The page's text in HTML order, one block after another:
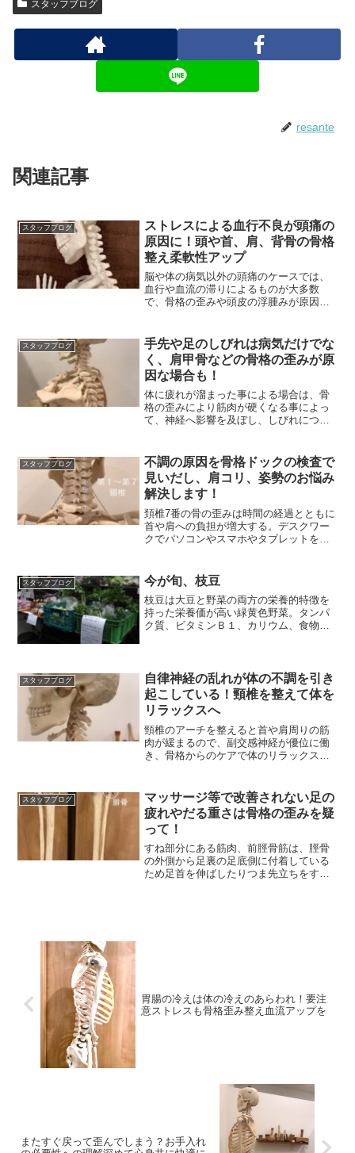
スタッフブログ
resante
関連記事
スタッフブログ
ストレスによる血行不良が頭痛の
原因に！頭や首、肩、背骨の骨格
整え柔軟性アップ
脳や体の病気以外の頭痛のケースでは、
血行や血流の滞りによるものが大多数
で、骨格の歪みや頭皮の浮腫みが原因に
スタッフブログ
手先や足のしびれは病気だけでな
く、肩甲骨などの骨格の歪みが原
因な場合も！
体に疲れが溜まった事による場合は、骨
格の歪みにより筋肉が硬くなる事によっ
て、神経へ影響を及ぼし、しびれにつな
スタッフブログ
不調の原因を骨格ドックの検査で
見いだし、肩コリ、姿勢のお悩み
解決します！
頚椎7番の骨の歪みは時間の経過とともに
首や肩への負担が増大する。デスクワー
クでパソコンやスマホやタブレットを使
スタッフブログ 今が旬、枝豆
枝豆は大豆と野菜の両方の栄養的特徴を
持った栄養価が高い緑黄色野菜。タンパ
ク質、ビタミンＢ１、カリウム、食物繊
スタッフブログ
自律神経の乱れが体の不調を引き
起こしている！頸椎を整えて体を
リラックスへ
頸椎のアーチを整えると首や肩周りの筋
肉が緩まるので、副交感神経が優位に働
き、骨格からのケアで体のリラックス効
スタッフブログ
マッサージ等で改善されない足の
疲れやだる重さは骨格の歪みを疑
って！
すね部分にある筋肉、前脛骨筋は、脛骨
の外側から足裏の足底側に付着している
ため足首を伸ばしたりつま先立ちをする
胃腸の冷えは体の冷えのあらわれ！要注
意ストレスも骨格歪み整え血流アップを
またすぐ戻って歪んでしまう？お手入れ